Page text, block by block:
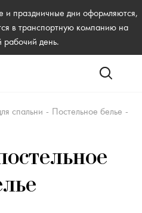
и праздничные дни оформляются,
в транспортную компанию на
день.
спальни - Постельное белье -